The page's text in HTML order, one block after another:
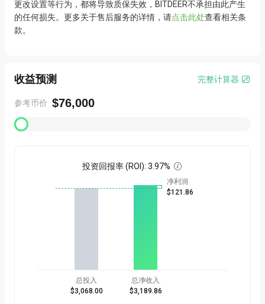
•若问题仍未解决，欢迎在此提交您的请求，我们的客服团队将尽
快为您提供帮助。
更改设置等行为，都将导致质保失效，BITDEER不承担由此产生
的任何损失。更多关于售后服务的详情，请点击此处查看相关条
款。
收益预测 完整计算器 
参考币价 $76,000
投资回报率 (ROI): 3.97% 
总投入
$3,068.00
总净收入
$3,189.86
净利润
$121.86